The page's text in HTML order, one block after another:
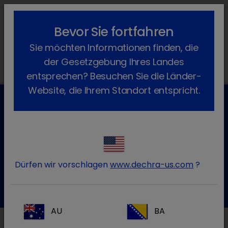
lock_outline search menu
November
Kontaktieren Sie unseren Kundenservice.
Zum Kontaktformular
Bevor Sie fortfahren
Sie möchten Informationen finden, die
der Gesetzgebung Ihres Landes
entsprechen? Besuchen Sie die Länder-
Website, die Ihrem Standort entspricht.
Dürfen wir vorschlagenwww.dechra-us.com ?
AU BA